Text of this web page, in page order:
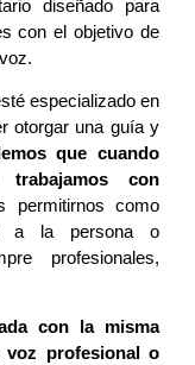
diseñado para
con el objetivo de
especializado en
otorgar una guía y
que cuando
trabajamos con
permitirnos como
a la persona o
profesionales,
con la misma
voz profesional o